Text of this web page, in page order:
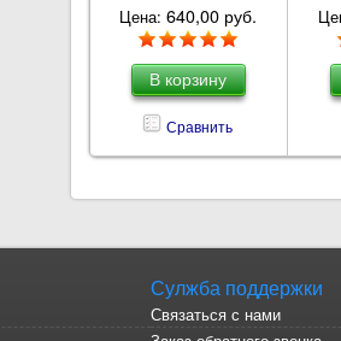
Цена: 640,00 руб.
Сравнить
Сулжба поддержки
Связаться с нами